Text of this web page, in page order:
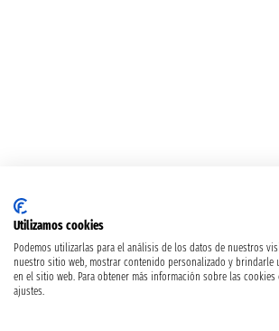
Utilizamos cookies
Podemos utilizarlas para el análisis de los datos de nuestros
nuestro sitio web, mostrar contenido personalizado y brindarle
en el sitio web. Para obtener más información sobre las
ajustes.